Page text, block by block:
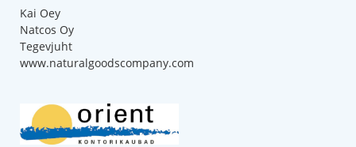
Kai Oey
Natcos Oy
Tegevjuht
www.naturalgoodscompany.com